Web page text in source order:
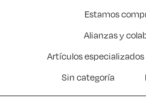
Estamos
Alianzas y
Artículos especializados
Sin categoría